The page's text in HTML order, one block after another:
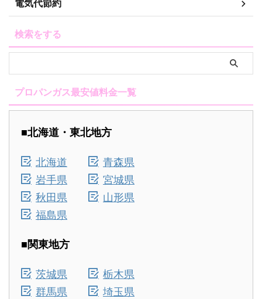
電気代節約
検索をする
プロパンガス最安値料金一覧
■北海道・東北地方
北海道
青森県
岩手県
宮城県
秋田県
山形県
福島県
■関東地方
茨城県
栃木県
群馬県
埼玉県